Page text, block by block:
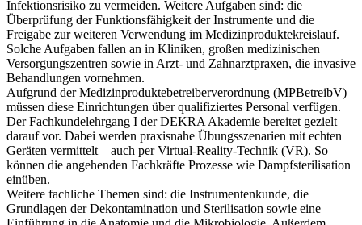
Infektionsrisiko zu vermeiden. Weitere Aufgaben sind: die
Überprüfung der Funktionsfähigkeit der Instrumente und die
Freigabe zur weiteren Verwendung im Medizinproduktekreislauf.
Solche Aufgaben fallen an in Kliniken, großen medizinischen
Versorgungszentren sowie in Arzt- und Zahnarztpraxen, die invasive
Behandlungen vornehmen.
Aufgrund der Medizinproduktebetreiberverordnung (MPBetreibV)
müssen diese Einrichtungen über qualifiziertes Personal verfügen.
Der Fachkundelehrgang I der DEKRA Akademie bereitet gezielt
darauf vor. Dabei werden praxisnahe Übungsszenarien mit echten
Geräten vermittelt – auch per Virtual-Reality-Technik (VR). So
können die angehenden Fachkräfte Prozesse wie Dampfsterilisation
einüben.
Weitere fachliche Themen sind: die Instrumentenkunde, die
Grundlagen der Dekontamination und Sterilisation sowie eine